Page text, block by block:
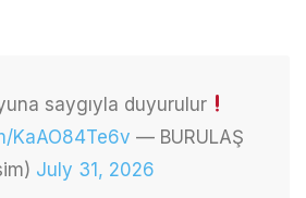
saygıyla duyurulur
KaAO84Te6v — BURULAŞ
July 31, 2026